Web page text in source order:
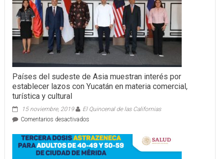
Países del sudeste de Asia muestran interés por
establecer lazos con Yucatán en materia comercial,
turística y cultural
15 noviembre, 2019
El Quincenal de las Californias
Comentarios desactivadosen
del
sudeste
de